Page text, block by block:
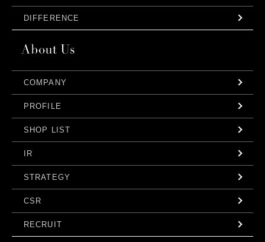
DIFFERENCE
COMPANY
PROFILE
SHOP LIST
IR
STRATEGY
CSR
RECRUIT